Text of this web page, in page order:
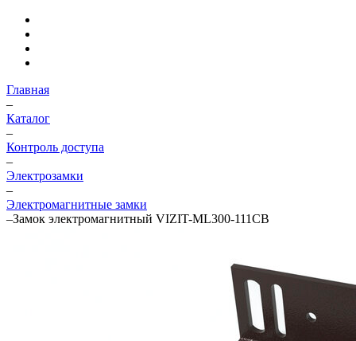
Главная
–
Каталог
–
Контроль доступа
–
Электрозамки
–
Электромагнитные замки
–Замок электромагнитный VIZIT-ML300-111CB